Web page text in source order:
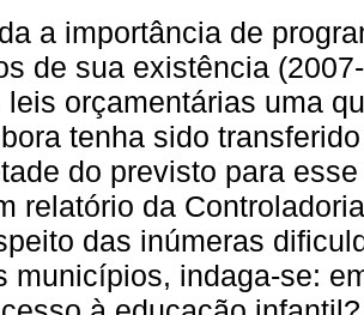
a importância de
de sua existência
leis orçamentárias uma
tenha sido
do previsto para
relatório da
das inúmeras
municípios, indaga-se: